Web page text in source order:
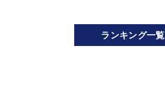
ランキング一覧